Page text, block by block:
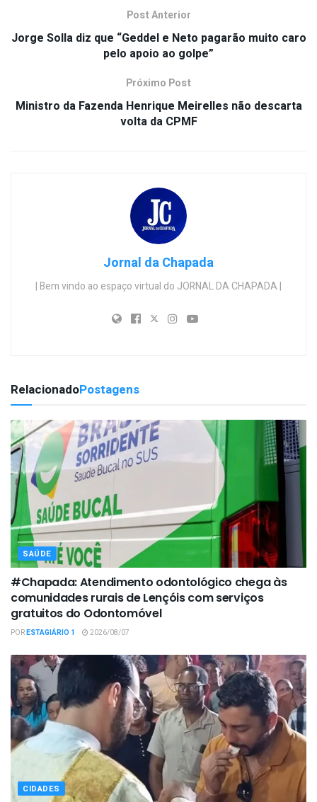
Post Anterior
Jorge Solla diz que “Geddel e Neto pagarão muito caro
pelo apoio ao golpe”
Próximo Post
Ministro da Fazenda Henrique Meirelles não descarta
volta da CPMF
Jornal da Chapada
| Bem vindo ao espaço virtual do JORNAL DA CHAPADA |
RelacionadoPostagens
SAÚDE
#Chapada: Atendimento odontológico chega às
comunidades rurais de Lençóis com serviços
gratuitos do Odontomóvel
PORESTAGIÁRIO 1 2026/08/07
CIDADES